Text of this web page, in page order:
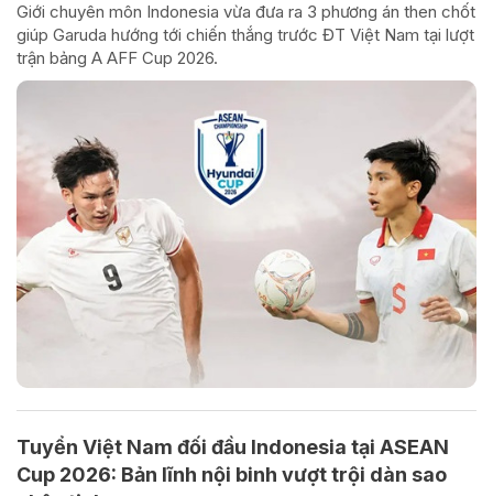
Giới chuyên môn Indonesia vừa đưa ra 3 phương án then chốt
giúp Garuda hướng tới chiến thắng trước ĐT Việt Nam tại lượt
trận bảng A AFF Cup 2026.
Tuyển Việt Nam đối đầu Indonesia tại ASEAN
Cup 2026: Bản lĩnh nội binh vượt trội dàn sao